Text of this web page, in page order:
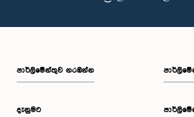
පාර්ලි‌මේන්තුව නරඹන්න
දැනුමට